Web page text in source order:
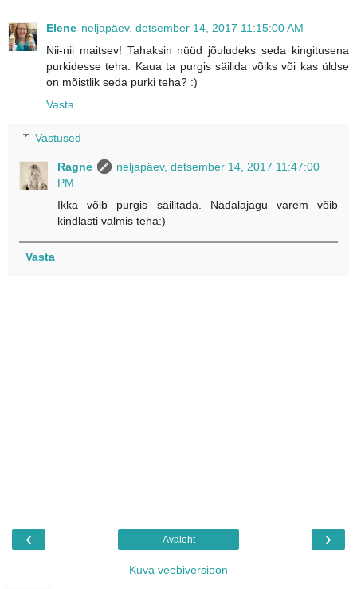
Elene neljapäev, detsember 14, 2017 11:15:00 AM
Nii-nii maitsev! Tahaksin nüüd jõuludeks seda kingitusena
purkidesse teha. Kaua ta purgis säilida võiks või kas üldse
on mõistlik seda purki teha? :)
Vasta
Vastused
Ragne
neljapäev, detsember 14, 2017 11:47:00
PM
Ikka võib purgis säilitada. Nädalajagu varem võib
kindlasti valmis teha:)
Vasta
‹ ›
Avaleht
Kuva veebiversioon